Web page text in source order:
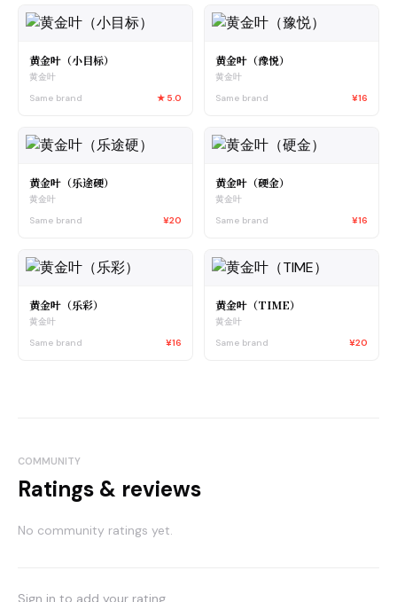
黄金叶（小目标）
黄金叶
Same brand
★ 5.0
黄金叶（豫悦）
黄金叶
Same brand
¥16
黄金叶（乐途硬）
黄金叶
Same brand
¥20
黄金叶（硬金）
黄金叶
Same brand
¥16
黄金叶（乐彩）
黄金叶
Same brand
¥16
黄金叶（TIME）
黄金叶
Same brand
¥20
COMMUNITY
Ratings & reviews
No community ratings yet.
Sign in to add your rating.